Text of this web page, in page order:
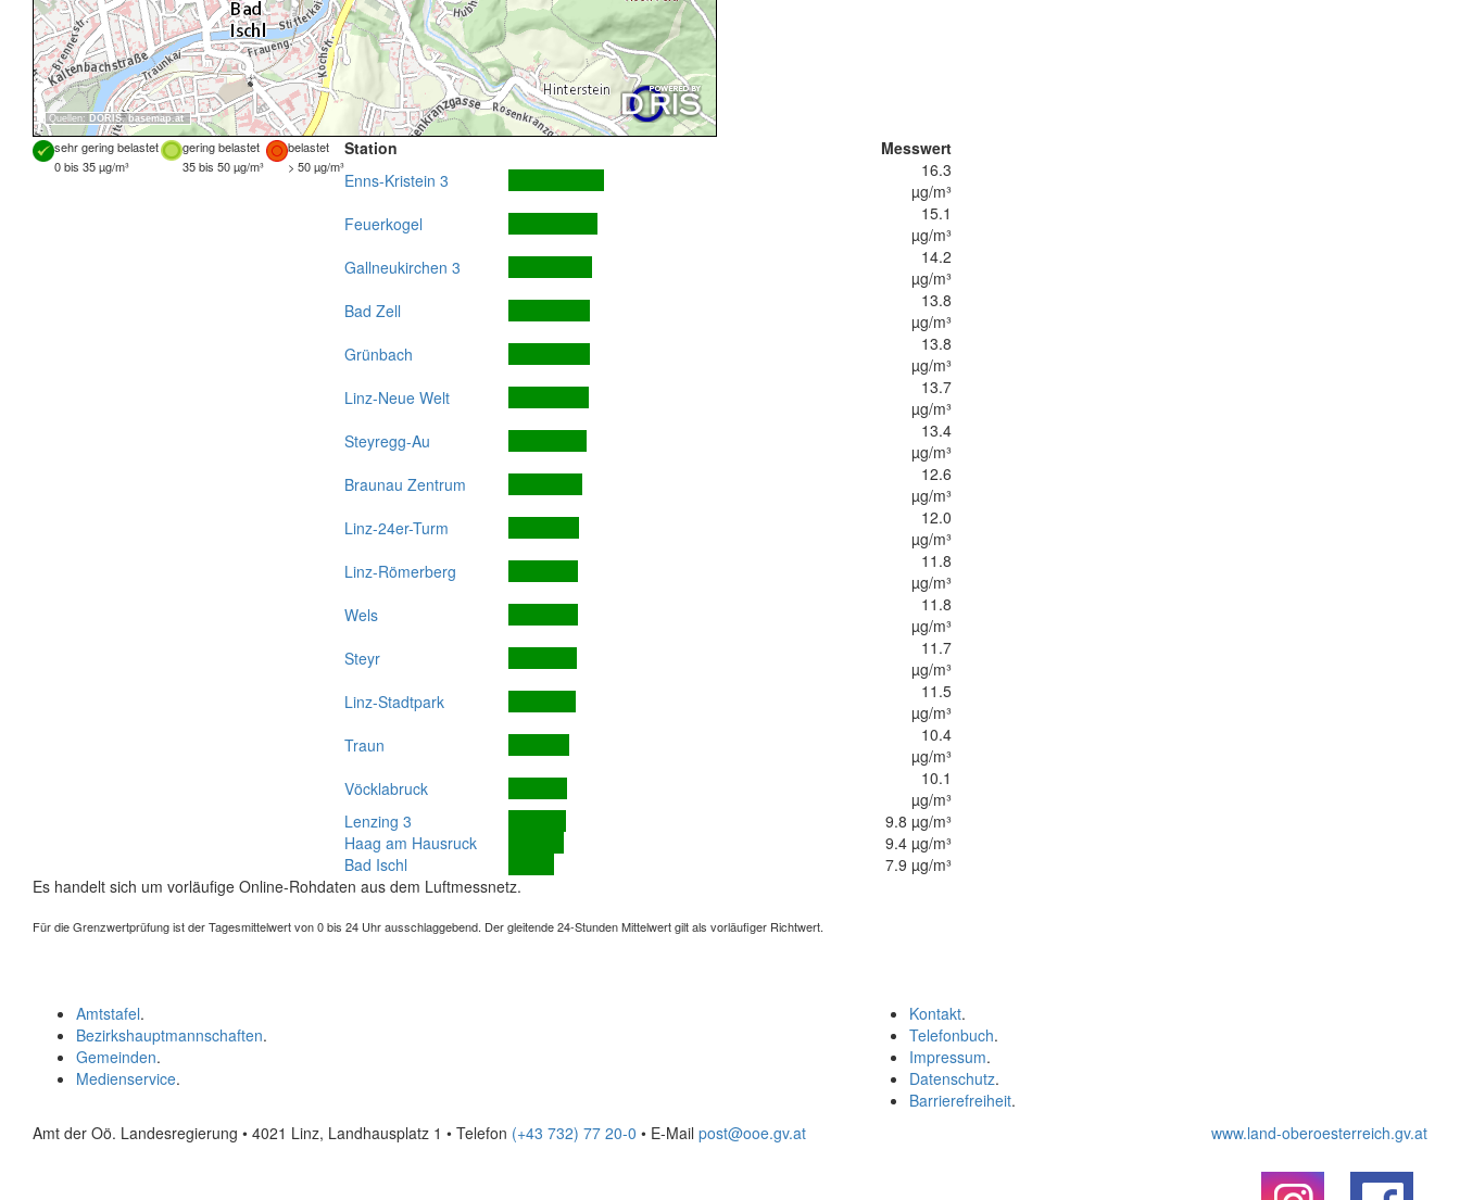
Quellen: DORIS, basemap.at
sehr gering belastet gering belastet
belastet
0 bis 35 µg/m³
35 bis 50 µg/m³ > 50 µg/m³
Station
Messwert
Enns-Kristein 3
16.3
µg/m³
Feuerkogel
15.1
µg/m³
Gallneukirchen 3
14.2
µg/m³
Bad Zell
13.8
µg/m³
Grünbach
13.8
µg/m³
Linz-Neue Welt
13.7
µg/m³
Steyregg-Au
13.4
µg/m³
Braunau Zentrum
12.6
µg/m³
Linz-24er-Turm
12.0
µg/m³
Linz-Römerberg
11.8
µg/m³
Wels
11.8
µg/m³
Steyr
11.7
µg/m³
Linz-Stadtpark
11.5
µg/m³
Traun
10.4
µg/m³
Vöcklabruck
10.1
µg/m³
Lenzing 3
9.8 µg/m³
Haag am Hausruck
9.4 µg/m³
Bad Ischl
7.9 µg/m³
Es handelt sich um vorläufige Online-Rohdaten aus dem Luftmessnetz.
Für die Grenzwertprüfung ist der Tagesmittelwert von 0 bis 24 Uhr ausschlaggebend. Der gleitende 24-Stunden Mittelwert gilt als vorläufiger Richtwert.
Kontakt.
Telefonbuch.
Impressum.
Datenschutz.
Barrierefreiheit.
Amtstafel.
Bezirkshauptmannschaften.
Gemeinden.
Medienservice.
Amt der Oö. Landesregierung • 4021 Linz, Landhausplatz 1 • Telefon (+43 732) 77 20-0 • E-Mail post@ooe.gv.at www.land-oberoesterreich.gv.at